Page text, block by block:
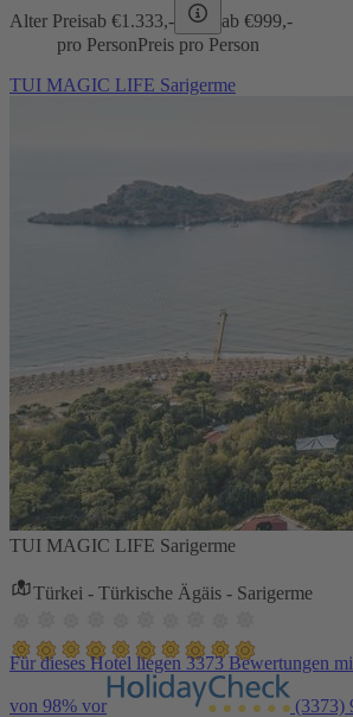
Alter Preisab €1.333,- ab €999,-
pro PersonPreis pro Person
TUI MAGIC LIFE Sarigerme
TUI MAGIC LIFE Sarigerme
Türkei - Türkische Ägäis - Sarigerme
Für dieses Hotel liegen 3373 Bewertungen
von 98% vor (3373)